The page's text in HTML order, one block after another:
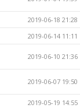
2019-06-18 21:28
2019-06-14 11:11
2019-06-10 21:36
2019-06-07 19:50
2019-05-19 14:55